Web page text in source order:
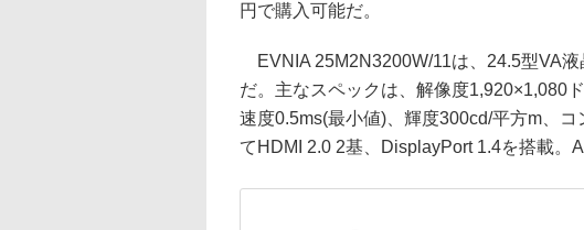
円で購入可能だ。
EVNIA 25M2N3200W/11は、24.5型VA
だ。主なスペックは、解像度1,920×1,080
速度0.5ms(最小値)、輝度300cd/平方m、
てHDMI 2.0 2基、DisplayPort 1.4を搭載。